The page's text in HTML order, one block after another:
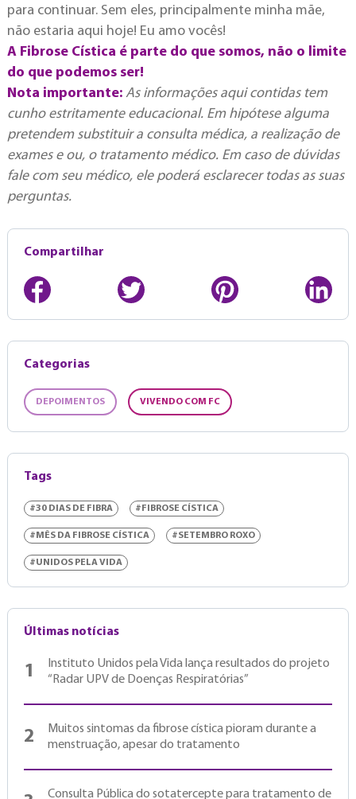
para continuar. Sem eles, principalmente minha mãe,
não estaria aqui hoje! Eu amo vocês!
A Fibrose Cística é parte do que somos, não o limite
do que podemos ser!
Nota importante: As informações aqui contidas tem
cunho estritamente educacional. Em hipótese alguma
pretendem substituir a consulta médica, a realização de
exames e ou, o tratamento médico. Em caso de dúvidas
fale com seu médico, ele poderá esclarecer todas as suas
perguntas.
Compartilhar
Categorias
DEPOIMENTOS VIVENDO COM FC
Tags
#30 DIAS DE FIBRA #FIBROSE CÍSTICA
#MÊS DA FIBROSE CÍSTICA #SETEMBRO ROXO
#UNIDOS PELA VIDA
Últimas notícias
1
Instituto Unidos pela Vida lança resultados do projeto
“Radar UPV de Doenças Respiratórias”
2
Muitos sintomas da fibrose cística pioram durante a
menstruação, apesar do tratamento
Consulta Pública do sotatercepte para tratamento de